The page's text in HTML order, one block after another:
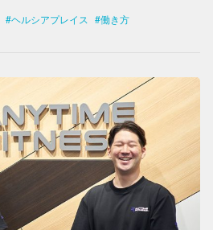
ヘルシアプレイス 働き方